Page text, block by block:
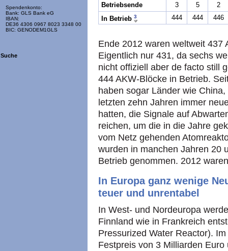
Spendenkonto:
Bank: GLS Bank eG
IBAN:
DE36 4306 0967 8023 3348 00
BIC: GENODEM1GLS
Suche
Betriebsende
3 5
2
In Betrieb 3 444 444 446
Ende 2012 waren weltweit 437
Eigentlich nur 431, da sechs
nicht offiziell aber de facto still
444 AKW-Blöcke in Betrieb.
haben sogar Länder wie
letzten zehn Jahren immer
hatten, die Signale auf
reichen, um die in die Jahre
vom Netz gehenden
wurden in manchen Jahren 20
Betrieb genommen. 2012
In Europa ganz wenige
teuer und unrentabel
In West- und Nordeuropa
Finnland wie in Frankreich
Pressurized Water Reactor).
Festpreis von 3 Milliarden